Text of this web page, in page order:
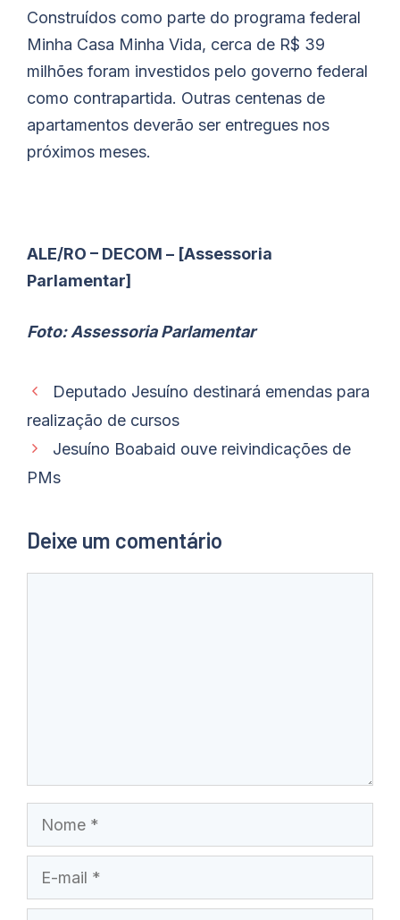
Construídos como parte do programa federal
Minha Casa Minha Vida, cerca de R$ 39
milhões foram investidos pelo governo federal
como contrapartida. Outras centenas de
apartamentos deverão ser entregues nos
próximos meses.
ALE/RO – DECOM – [Assessoria
Parlamentar]
Foto: Assessoria Parlamentar
Deputado Jesuíno destinará emendas para
realização de cursos
Jesuíno Boabaid ouve reivindicações de
PMs
Deixe um comentário
Nome
mail